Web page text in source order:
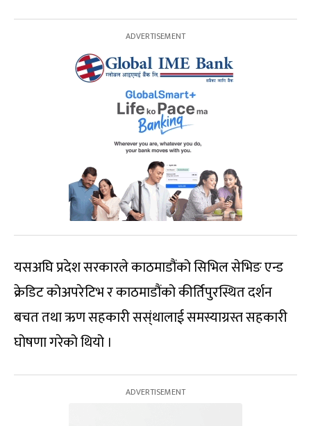
यसअघि प्रदेश सरकारले काठमाडौंको सिभिल सेभिङ एन्ड
क्रेडिट कोअपरेटिभ र काठमाडौंको कीर्तिपुरस्थित दर्शन
बचत तथा ऋण सहकारी सस्ंथालाई समस्याग्रस्त सहकारी
घोषणा गरेको थियो ।